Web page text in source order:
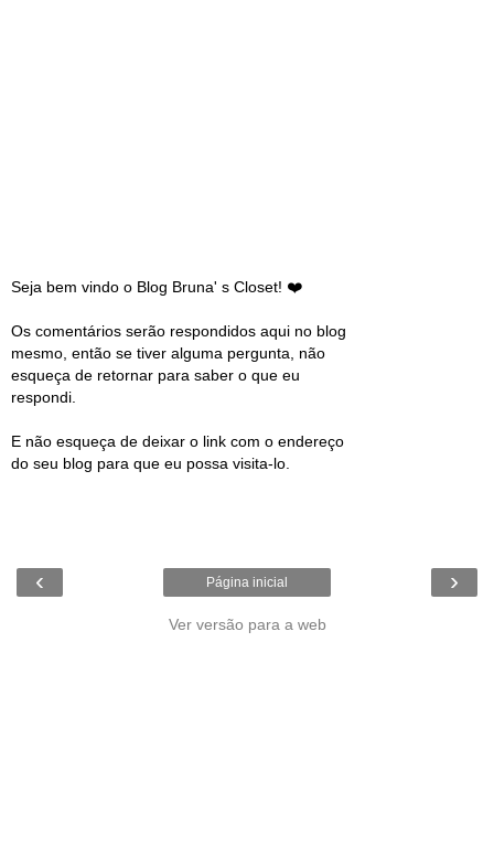
Seja bem vindo o Blog Bruna' s Closet! ❤️
Os comentários serão respondidos aqui no blog
mesmo, então se tiver alguma pergunta, não
esqueça de retornar para saber o que eu
respondi.
E não esqueça de deixar o link com o endereço
do seu blog para que eu possa visita-lo.
‹ ›
Página inicial
Ver versão para a web